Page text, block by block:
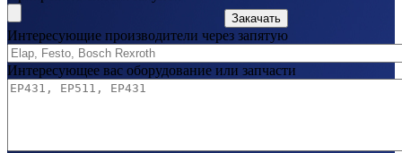
Закачать
Интересующие производители через запятую
Интересующее вас оборудование или запчасти